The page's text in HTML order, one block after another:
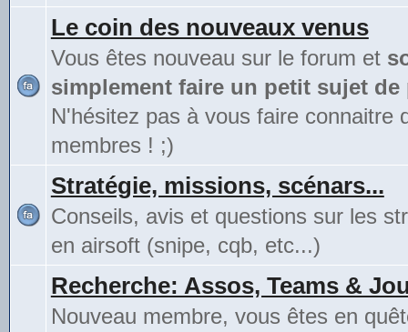
Le coin des nouveaux venus
Vous êtes nouveau sur le forum et
simplement faire un petit sujet
N'hésitez pas à vous faire connaitre
membres ! ;)
Stratégie, missions, scénars...
Conseils, avis et questions sur les
en airsoft (snipe, cqb, etc...)
Recherche: Assos, Teams &
Nouveau membre, vous êtes en